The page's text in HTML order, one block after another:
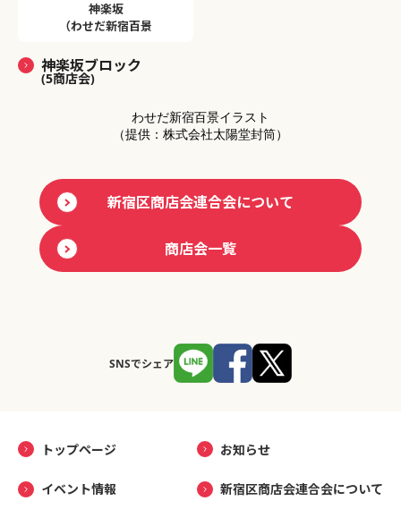
神楽坂
（わせだ新宿百景
神楽坂ブロック
(5商店会)
わせだ新宿百景イラスト
（提供：株式会社太陽堂封筒）
新宿区商店会連合会について
商店会一覧
SNSでシェア
トップページ お知らせ
イベント情報 新宿区商店会連合会について